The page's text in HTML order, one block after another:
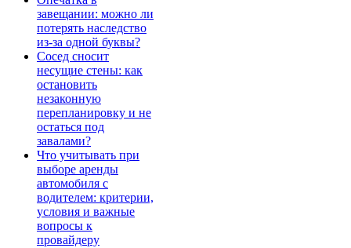
завещании: можно ли
потерять наследство
из-за одной буквы?
Сосед сносит
несущие стены: как
остановить
незаконную
перепланировку и не
остаться под
завалами?
Что учитывать при
выборе аренды
автомобиля с
водителем: критерии,
условия и важные
вопросы к
провайдеру